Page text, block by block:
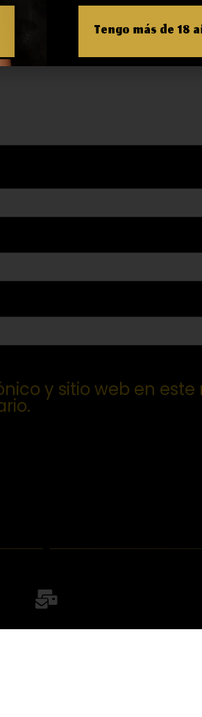
y sitio web en
Tengo más de 18